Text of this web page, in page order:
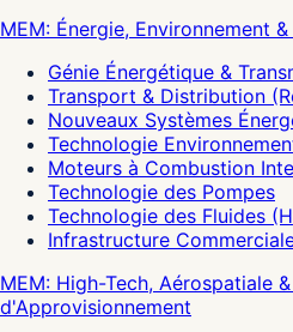
MEM: Énergie, Environnement
Génie Énergétique &
Transport & Distribution
Nouveaux Systèmes
Technologie
Moteurs à Combustion
Technologie des Pompes
Technologie des Fluides
Infrastructure
MEM: High-Tech, Aérospatiale
d'Approvisionnement